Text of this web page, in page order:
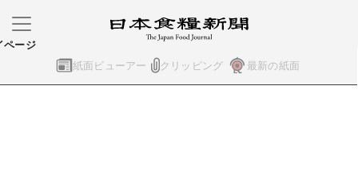
紙面ビューアー クリッピング 最新の紙面
ページ